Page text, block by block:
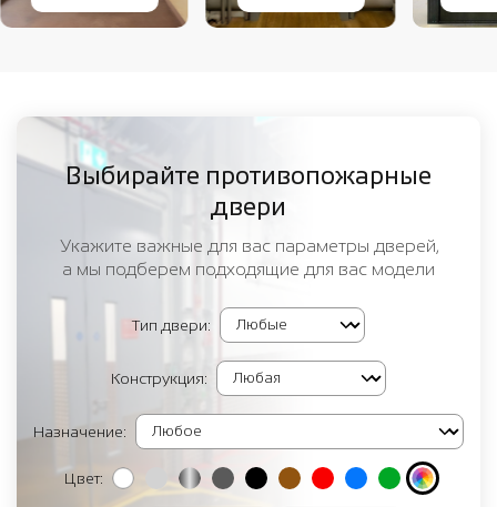
Выбирайте противопожарные
двери
Укажите важные для вас параметры дверей,
а мы подберем подходящие для вас модели
Тип двери:
Конструкция:
Назначение:
Цвет: